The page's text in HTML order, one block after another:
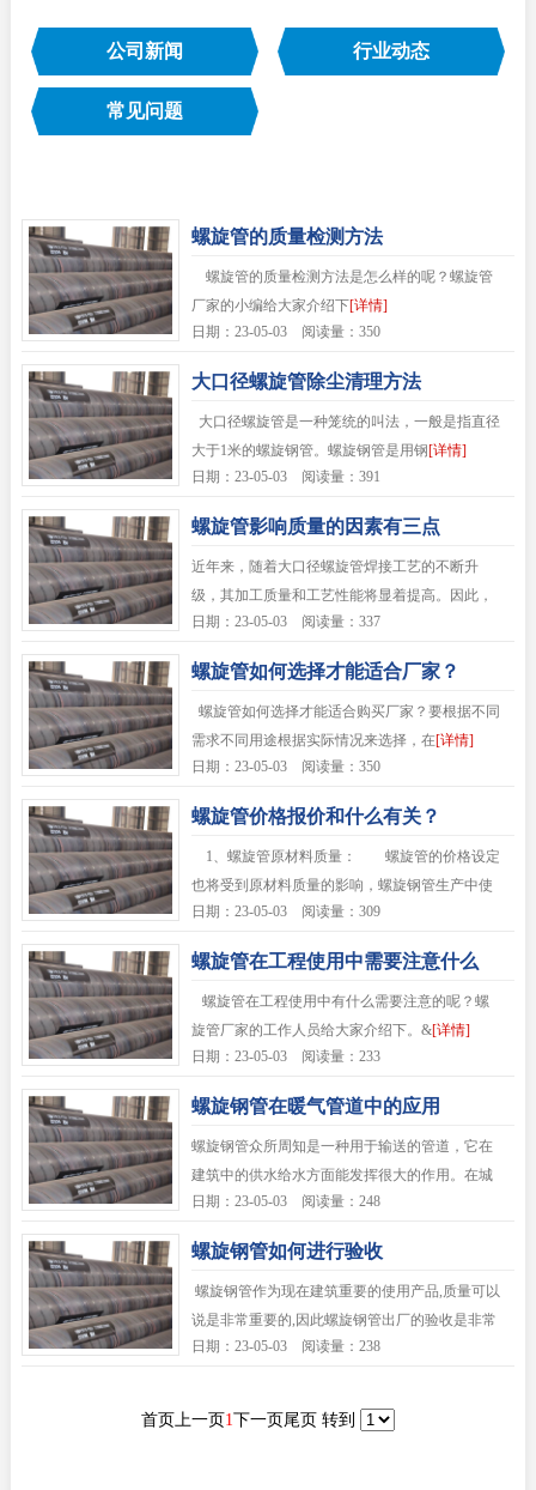
公司新闻 行业动态
常见问题
螺旋管的质量检测方法
螺旋管的质量检测方法是怎么样的呢？螺旋管
厂家的小编给大家介绍下[详情]
日期：23-05-03 阅读量：350
大口径螺旋管除尘清理方法
大口径螺旋管是一种笼统的叫法，一般是指直径
大于1米的螺旋钢管。螺旋钢管是用钢[详情]
日期：23-05-03 阅读量：391
螺旋管影响质量的因素有三点
近年来，随着大口径螺旋管焊接工艺的不断升
级，其加工质量和工艺性能将显着提高。因此，
工厂的质量也会有档[详情]
日期：23-05-03 阅读量：337
螺旋管如何选择才能适合厂家？
螺旋管如何选择才能适合购买厂家？要根据不同
需求不同用途根据实际情况来选择，在[详情]
日期：23-05-03 阅读量：350
螺旋管价格报价和什么有关？
1、螺旋管原材料质量： 螺旋管的价格设定
也将受到原材料质量的影响，螺旋钢管生产中使
用的原材料质量
[详情]
日期：23-05-03 阅读量：309
螺旋管在工程使用中需要注意什么
螺旋管在工程使用中有什么需要注意的呢？螺
旋管厂家的工作人员给大家介绍下。&[详情]
日期：23-05-03 阅读量：233
螺旋钢管在暖气管道中的应用
螺旋钢管众所周知是一种用于输送的管道，它在
建筑中的供水给水方面能发挥很大的作用。在城
市的集中供暖方面[详情]
日期：23-05-03 阅读量：248
螺旋钢管如何进行验收
螺旋钢管作为现在建筑重要的使用产品,质量可以
说是非常重要的,因此螺旋钢管出厂的验收是非常
[详情]
日期：23-05-03 阅读量：238
首页上一页1下一页尾页 转到